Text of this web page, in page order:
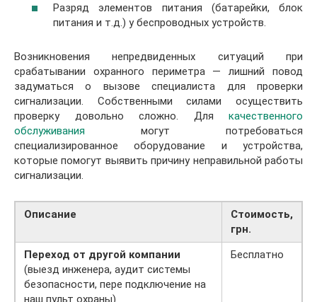
Разряд элементов питания (батарейки, блок
питания и т.д.) у беспроводных устройств.
Возникновения непредвиденных ситуаций при
срабатывании охранного периметра — лишний повод
задуматься о вызове специалиста для проверки
сигнализации. Собственными силами осуществить
проверку довольно сложно. Для качественного
обслуживания могут потребоваться
специализированное оборудование и устройства,
которые помогут выявить причину неправильной работы
сигнализации.
Описание
Стоимость,
грн.
Переход от другой компании
(выезд инженера, аудит системы
безопасности, пере подключение на
наш пульт охраны)
Бесплатно